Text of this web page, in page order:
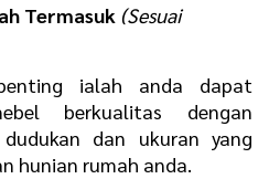
Termasuk (Sesuai
ialah anda dapat
berkualitas dengan
dan ukuran yang
hunian rumah anda.